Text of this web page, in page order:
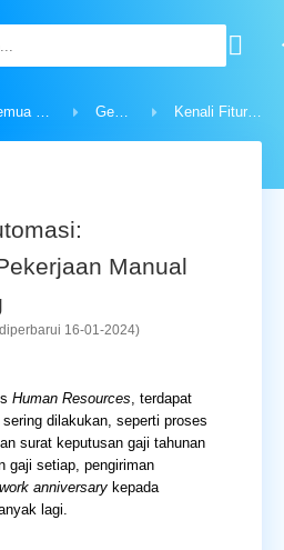
Semua Topik General Kenali Fitur Automasi: Automasikan Pekerjaan Manual yang Berulang
Manual
16-01-2024)
Human Resources, terdapat
dilakukan, seperti proses
surat keputusan gaji tahunan
gaji setiap, pengiriman
work anniversary kepada
lagi.